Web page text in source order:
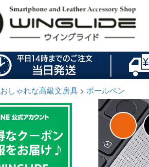
おしゃれな高級文房具 ボールペン